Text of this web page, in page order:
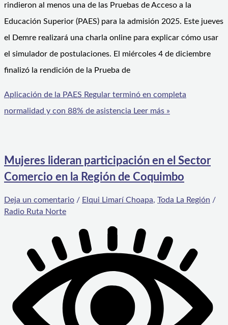
rindieron al menos una de las Pruebas de Acceso a la
Educación Superior (PAES) para la admisión 2025. Este jueves
el Demre realizará una charla online para explicar cómo usar
el simulador de postulaciones. El miércoles 4 de diciembre
finalizó la rendición de la Prueba de
Aplicación de la PAES Regular terminó en completa
normalidad y con 88% de asistencia Leer más »
Mujeres lideran participación en el Sector
Comercio en la Región de Coquimbo
Deja un comentario / Elqui Limarí Choapa, Toda La Región /
Radio Ruta Norte